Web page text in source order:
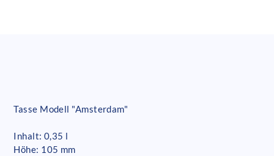
Tasse Modell "Amsterdam"
Inhalt: 0,35 l
Höhe: 105 mm